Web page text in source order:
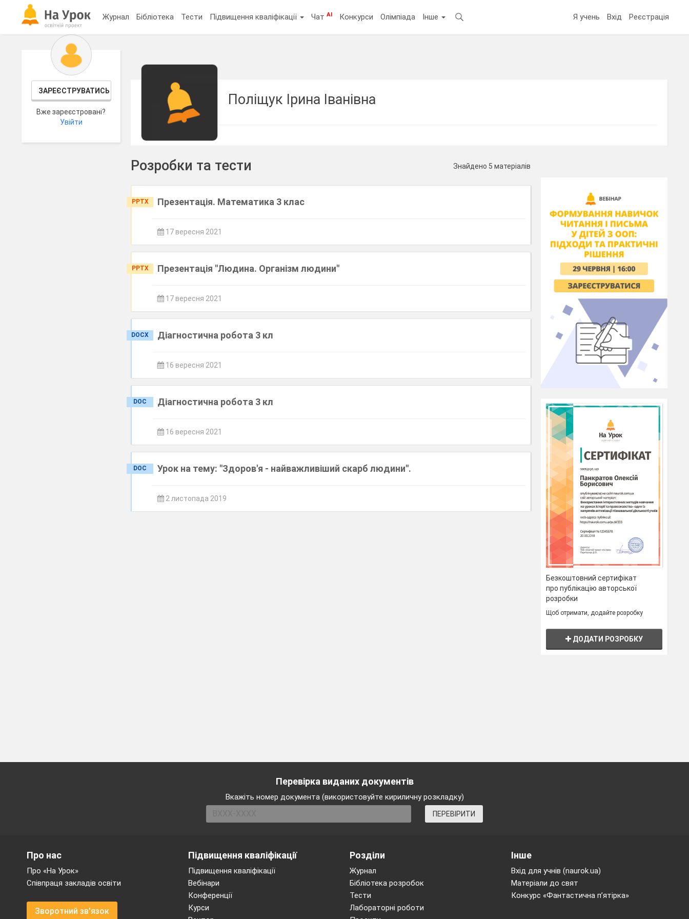
Журнал Бібліотека Тести Підвищення кваліфікації ЧатAI Конкурси Олімпіада Інше Я учень Вхід Реєстрація
ЗАРЕЄСТРУВАТИСЬ
Вже зареєстровані?
Увійти
Поліщук Ірина Іванівна
Розробки та тести Знайдено 5 матеріалів
PPTX Презентація. Математика 3 клас
17 вересня 2021
PPTX Презентація "Людина. Організм людини"
17 вересня 2021
DOCX Діагностична робота 3 кл
16 вересня 2021
DOC Діагностична робота 3 кл
16 вересня 2021
DOC Урок на тему: "Здоров'я - найважливіший скарб людини".
2 листопада 2019
Безкоштовний сертифікат
про публікацію авторської
розробки
Щоб отримати, додайте розробку
ДОДАТИ РОЗРОБКУ
Перевірка виданих документів
Вкажіть номер документа (використовуйте кириличну розкладку)
ПЕРЕВІРИТИ
Підвищення кваліфікації
Підвищення кваліфікації
Вебінари
Конференції
Курси
Розділи
Журнал
Бібліотека розробок
Тести
Лабораторні роботи
Про нас
Про «На Урок»
Співпраця закладів освіти
Зворотний зв'язок
Інше
Вхід для учнів (naurok.ua)
Матеріали до свят
Конкурс «Фантастична п’ятірка»